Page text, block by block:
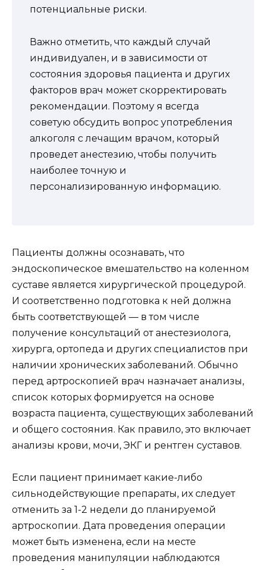
потенциальные риски.
Важно отметить, что каждый случай
индивидуален, и в зависимости от
состояния здоровья пациента и других
факторов врач может скорректировать
рекомендации. Поэтому я всегда
советую обсудить вопрос употребления
алкоголя с лечащим врачом, который
проведет анестезию, чтобы получить
наиболее точную и
персонализированную информацию.
Пациенты должны осознавать, что
эндоскопическое вмешательство на коленном
суставе является хирургической процедурой.
И соответственно подготовка к ней должна
быть соответствующей — в том числе
получение консультаций от анестезиолога,
хирурга, ортопеда и других специалистов при
наличии хронических заболеваний. Обычно
перед артроскопией врач назначает анализы,
список которых формируется на основе
возраста пациента, существующих заболеваний
и общего состояния. Как правило, это включает
анализы крови, мочи, ЭКГ и рентген суставов.
Если пациент принимает какие-либо
сильнодействующие препараты, их следует
отменить за 1-2 недели до планируемой
артроскопии. Дата проведения операции
может быть изменена, если на месте
проведения манипуляции наблюдаются